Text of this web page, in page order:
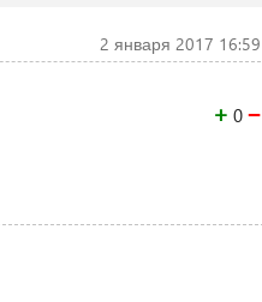
2 января 2017 16:59
+ 0 −